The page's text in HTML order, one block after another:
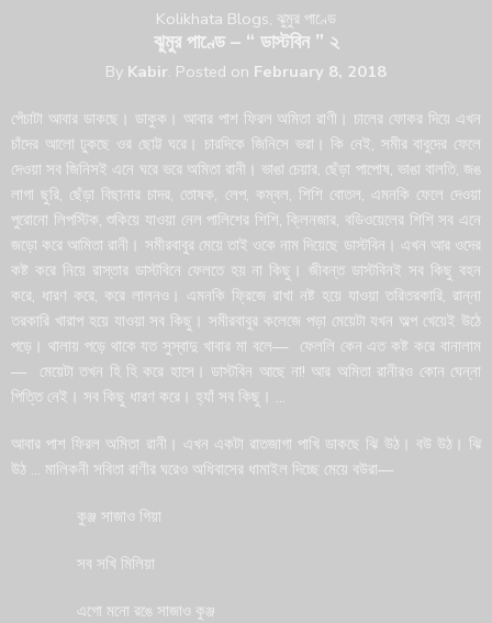
Kolikhata Blogs, ঝুমুর পাণ্ডে
ঝুমুর পাণ্ডে – “ ডাস্টবিন ” ২
By Kabir. Posted on February 8, 2018
পেঁচাটা আবার ডাকছে। ডাকুক। আবার পাশ ফিরল অমিতা রাণী। চালের ফোকর দিয়ে এখন
চাঁদের আলো ঢুকছে ওর ছোট্ট ঘরে। চারদিকে জিনিসে ভরা। কি নেই, সমীর বাবুদের ফেলে
দেওয়া সব জিনিসই এনে ঘরে ভরে অমিতা রানী। ভাঙা চেয়ার, ছেঁড়া পাপোষ, ভাঙা বালতি, জঙ
লাগা ছুরি, ছেঁড়া বিছানার চাদর, তোষক, লেপ, কম্বল, শিশি বোতল, এমনকি ফেলে দেওয়া
পুরোনো লিপস্টিক, শুকিয়ে যাওয়া নেল পালিশের শিশি, ক্লিনজার, বডিওয়েলের শিশি সব এনে
জড়ো করে আমিতা রানী। সমীরবাবুর মেয়ে তাই ওকে নাম দিয়েছে ডাস্টবিন। এখন আর ওদের
কষ্ট করে নিয়ে রাস্তার ডাস্টবিনে ফেলতে হয় না কিছু। জীবন্ত ডাস্টবিনই সব কিছু বহন
করে, ধারণ করে, করে লালনও। এমনকি ফ্রিজে রাখা নষ্ট হয়ে যাওয়া তরিতরকারি, রান্না
তরকারি খারাপ হয়ে যাওয়া সব কিছু। সমীরবাবুর কলেজে পড়া মেয়েটা যখন অল্প খেয়েই উঠে
পড়ে। থালায় পড়ে থাকে যত সুস্বাদু খাবার মা বলে— ফেললি কেন এত কষ্ট করে বানালাম
— মেয়েটা তখন হি হি করে হাসে। ডাস্টবিন আছে না! আর অমিতা রানীরও কোন ঘেন্না
পিত্তি নেই। সব কিছু ধারণ করে। হ্যাঁ সব কিছু। …
আবার পাশ ফিরল অমিতা রানী। এখন একটা রাতজাগা পাখি ডাকছে ঝি উঠ। বউ উঠ। ঝি
উঠ … মালিকনী সবিতা রাণীর ঘরেও অধিবাসের ধামাইল দিচ্ছে মেয়ে বউরা—
কুঞ্জ সাজাও গিয়া
সব সখি মিলিয়া
এগো মনো রঙে সাজাও কুঞ্জ